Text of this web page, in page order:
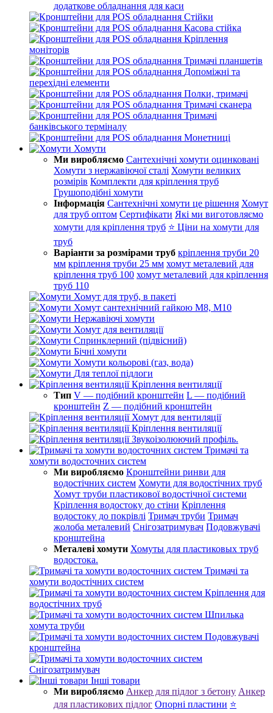
додаткове обладнання для каси
Стійки
Касова стійка
Кріплення
моніторів
Тримачі планшетів
Допоміжні та
перехідні елементи
Полки, тримачі
Тримачі сканера
Тримачі
банківського терміналу
Монетниці
Хомути
Ми виробляємо Сантехнічні хомути оцинковані
Хомути з нержавіючої сталі Хомути великих
розмірів Комплекти для кріплення труб
Грушоподібні хомути
Інформація Сантехнічні хомути це рішення Хомут
для труб оптом Сертифікати Які ми виготовляємо
хомути для кріплення труб ⭐ Ціни на хомути для
труб
Варіанти за розмірами труб кріплення труби 20
мм кріплення труби 25 мм хомут металевий для
кріплення труб 100 хомут металевий для кріплення
труб 110
Хомут для труб, в пакеті
Хомут сантехнічний гайкою М8, М10
Нержавіючі хомути
Хомут для вентиляції
Спринклерний (підвісний)
Бічні хомути
Хомути кольорові (газ, вода)
Для теплої підлоги
Кріплення вентиляції
Тип V — подібний кронштейн L — подібний
кронштейн Z — подібний кронштейн
Хомут для вентиляції
Кріплення вентиляції
Звукоізолюючий профіль.
Тримачі та
хомути водосточних систем
Ми виробляємо Кронштейни ринви для
водостічних систем Хомути для водостічних труб
Хомут труби пластикової водостічної системи
Кріплення водостоку до стіни Кріплення
водостоку до покрівлі Тримач труби Тримач
жолоба металевий Снігозатримувач Подовжувачі
кронштейна
Металеві хомути Хомуты для пластиковых труб
водостока.
Тримачі та
хомути водостічних систем
Кріплення для
водостічних труб
Шпилька
хомута труби
Подовжувачі
кронштейна
Снігозатримувач
Інші товари
Ми виробляємо Анкер для підлог з бетону Анкер
для пластикових підлог Опорні пластини ⭐